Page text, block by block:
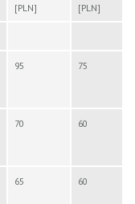
[PLN]
[PLN]
95 75
70 60
65 60